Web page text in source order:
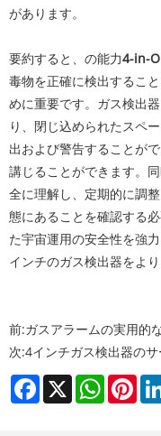
があります。
要約すると、の能力4-in-
毒物を正確に検出するこ
めに重要です。ガス検出
り、閉じ込められたスペ
出および警告することが
講じることができます。
全に理解し、定期的に調
態にあることを確認する
た宇宙運用の安全性を強
インチのガス検出器をよ
前:ガスアラームの実用的
次:4インチガス検出器の
Facebook
X WhatsApp